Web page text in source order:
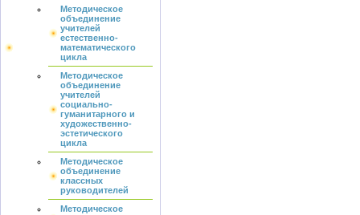
Методическое
объединение
учителей
естественно-
математического
цикла
Методическое
объединение
учителей
социально-
гуманитарного и
художественно-
эстетического
цикла
Методическое
объединение
классных
руководителей
Методическое